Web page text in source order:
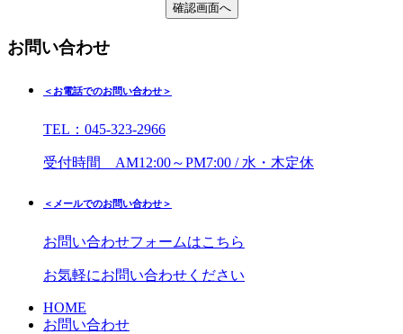
お問い合わせ
＜お電話でのお問い合わせ＞
TEL：045-323-2966
受付時間 AM12:00～PM7:00 / 水・木定休
＜メールでのお問い合わせ＞
お問い合わせフォームはこちら
お気軽にお問い合わせください
HOME
お問い合わせ